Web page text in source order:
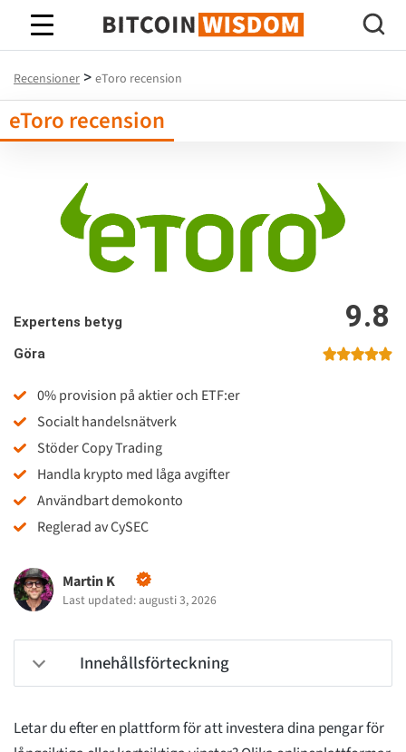
Bitcoin Wisdom
Recensioner > eToro recension
eToro recension
Expertens betyg 9.8
Göra
0% provision på aktier och ETF:er
Socialt handelsnätverk
Stöder Copy Trading
Handla krypto med låga avgifter
Användbart demokonto
Reglerad av CySEC
Martin K
Last updated: augusti 3, 2026
Innehållsförteckning
Letar du efter en plattform för att investera dina pengar för